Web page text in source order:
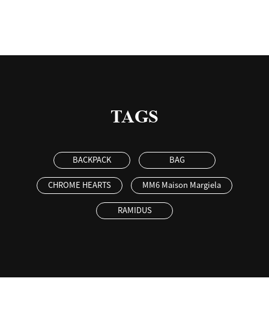
TAGS
BACKPACK BAG
CHROME HEARTS MM6 Maison Margiela
RAMIDUS